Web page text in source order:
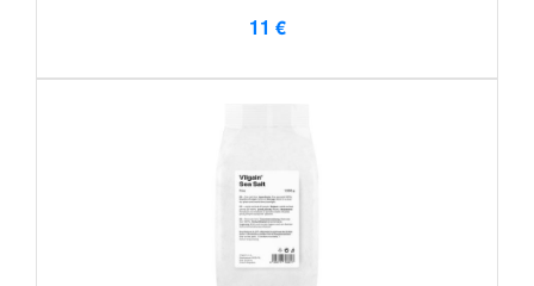
11 €